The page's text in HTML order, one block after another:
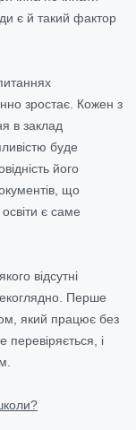
є й такий фактор
зростає. Кожен з
в заклад
буде
його
що
є саме
відсутні
Перше
який працює без
перевіряється, і